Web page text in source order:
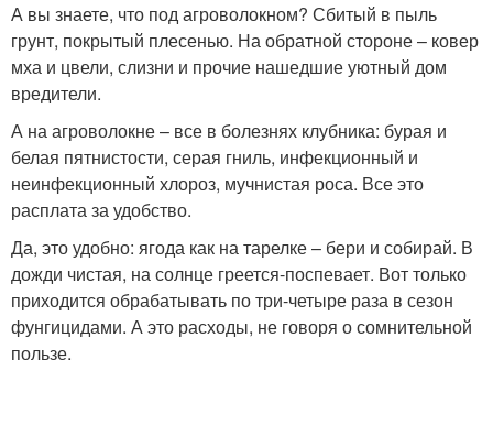
А вы знаете, что под агроволокном? Сбитый в пыль
грунт, покрытый плесенью. На обратной стороне – ковер
мха и цвели, слизни и прочие нашедшие уютный дом
вредители.
А на агроволокне – все в болезнях клубника: бурая и
белая пятнистости, серая гниль, инфекционный и
неинфекционный хлороз, мучнистая роса. Все это
расплата за удобство.
Да, это удобно: ягода как на тарелке – бери и собирай. В
дожди чистая, на солнце греется-поспевает. Вот только
приходится обрабатывать по три-четыре раза в сезон
фунгицидами. А это расходы, не говоря о сомнительной
пользе.